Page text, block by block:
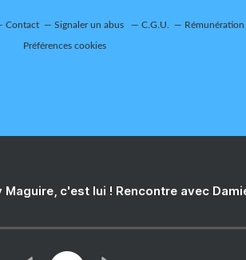
Contact Signaler un abus C.G.U.
Préférences cookies
c'est lui ! Rencontre avec